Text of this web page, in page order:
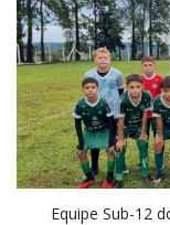
Equipe Sub-12